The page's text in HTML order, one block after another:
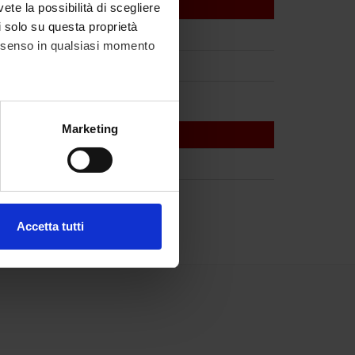
la possibilità di scegliere
su questa proprietà
in qualsiasi momento
metro,Marketing
Accetta tutti